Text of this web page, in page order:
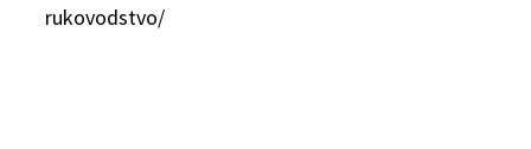
rukovodstvo/